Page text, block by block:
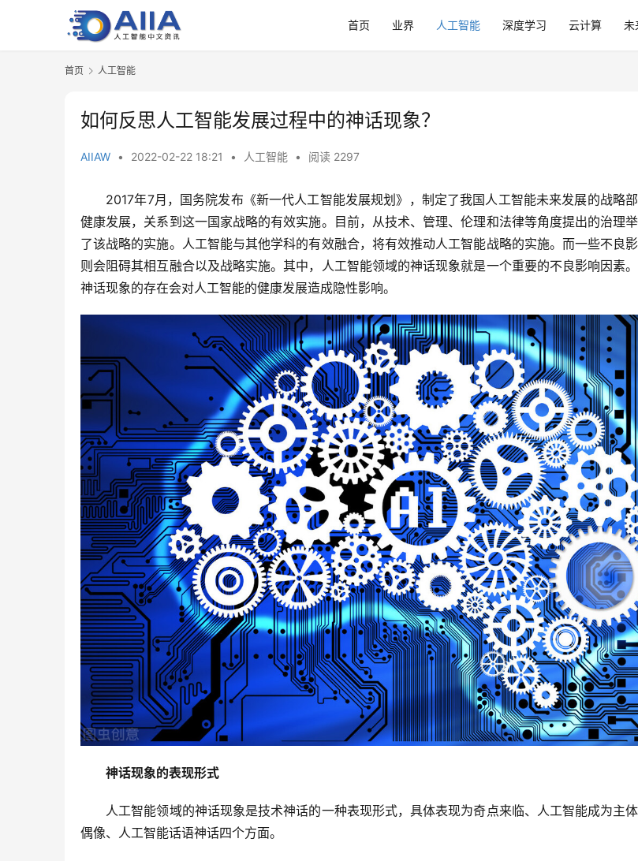
首页 业界 人工智能 深度学习 云计算 未
首页 人工智能
如何反思人工智能发展过程中的神话现象？
AIIAW • 2022-02-22 18:21 • 人工智能 • 阅读 2297
2017年7月，国务院发布《新一代人工智能发展规划》，制定了我国人工智能未来发展的战略
健康发展，关系到这一国家战略的有效实施。目前，从技术、管理、伦理和法律等角度提出的治理
了该战略的实施。人工智能与其他学科的有效融合，将有效推动人工智能战略的实施。而一些不良影
则会阻碍其相互融合以及战略实施。其中，人工智能领域的神话现象就是一个重要的不良影响因素。
神话现象的存在会对人工智能的健康发展造成隐性影响。
神话现象的表现形式
人工智能领域的神话现象是技术神话的一种表现形式，具体表现为奇点来临、人工智能成为主
偶像、人工智能话语神话四个方面。